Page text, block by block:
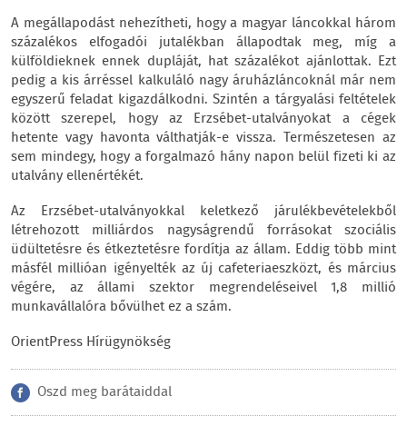
A megállapodást nehezítheti, hogy a magyar láncokkal három
százalékos elfogadói jutalékban állapodtak meg, míg a
külföldieknek ennek dupláját, hat százalékot ajánlottak. Ezt
pedig a kis árréssel kalkuláló nagy áruházláncoknál már nem
egyszerű feladat kigazdálkodni. Szintén a tárgyalási feltételek
között szerepel, hogy az Erzsébet-utalványokat a cégek
hetente vagy havonta válthatják-e vissza. Természetesen az
sem mindegy, hogy a forgalmazó hány napon belül fizeti ki az
utalvány ellenértékét.
Az Erzsébet-utalványokkal keletkező járulékbevételekből
létrehozott milliárdos nagyságrendű forrásokat szociális
üdültetésre és étkeztetésre fordítja az állam. Eddig több mint
másfél millióan igényelték az új cafeteriaeszközt, és március
végére, az állami szektor megrendeléseivel 1,8 millió
munkavállalóra bővülhet ez a szám.
OrientPress Hírügynökség
Oszd meg barátaiddal